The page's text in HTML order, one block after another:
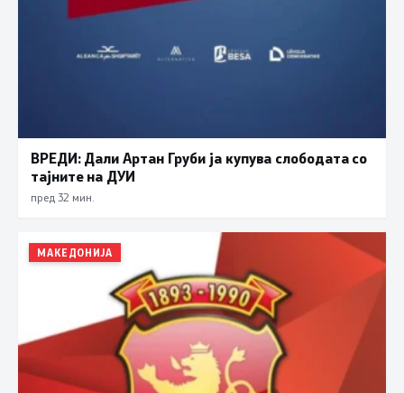
ВРЕДИ: Дали Артан Груби ја купува слободата со
тајните на ДУИ
пред 32 мин.
МАКЕДОНИЈА